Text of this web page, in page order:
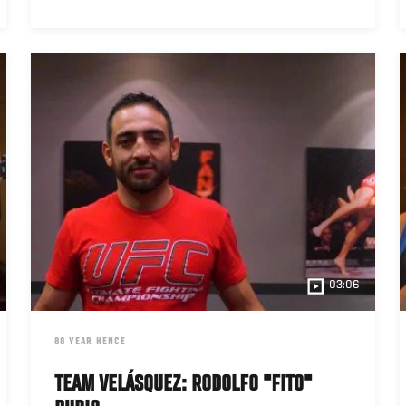
03:06
DATE
88 YEAR HENCE
TEAM VELÁSQUEZ: RODOLFO "FITO"